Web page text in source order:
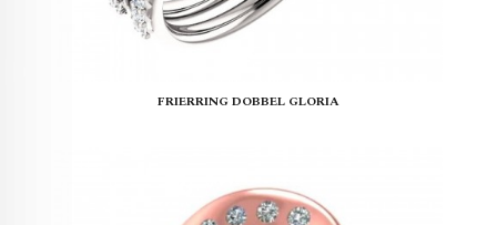
FRIERRING DOBBEL GLORIA